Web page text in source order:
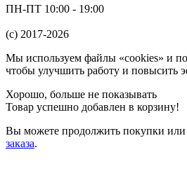
ПН-ПТ 10:00 - 19:00
(c) 2017-2026
Мы используем файлы «cookies» и
чтобы улучшить работу и повысить
Хорошо, больше не показывать
Товар успешно добавлен в корзину!
Вы можете продолжить покупки или
заказа.